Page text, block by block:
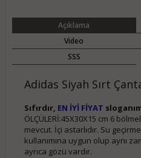
Açıklama
Video
SSS
Adidas Siyah Sırt
Sıfırdır, EN İYİ FİYAT
ÖLÇÜLERİ:45X30X15 cm 6
mevcut. İçi astarlıdır. Su
kullanımına uygun olup aynı
ayrıca gözü vardır.